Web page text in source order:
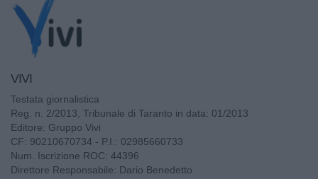
VIVI
Testata giornalistica
Reg. n. 2/2013, Tribunale di Taranto in data: 01/2013
Editore: Gruppo Vivi
CF: 90210670734 - P.I.: 02985660733
Num. Iscrizione ROC: 44396
Direttore Responsabile: Dario Benedetto